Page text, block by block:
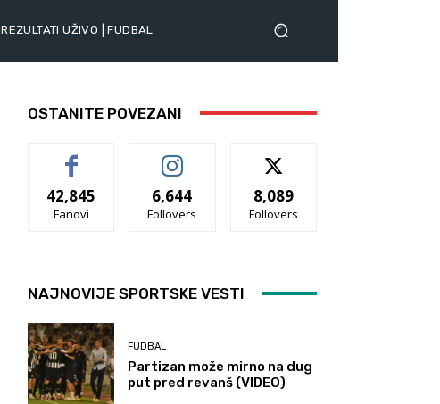
REZULTATI UŽIVO | FUDBAL
OSTANITE POVEZANI
42,845
Fanovi
6,644
Follovers
8,089
Follovers
NAJNOVIJE SPORTSKE VESTI
FUDBAL
Partizan može mirno na dug
put pred revanš (VIDEO)